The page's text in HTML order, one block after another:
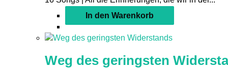
In den Warenkorb
Weg des geringsten